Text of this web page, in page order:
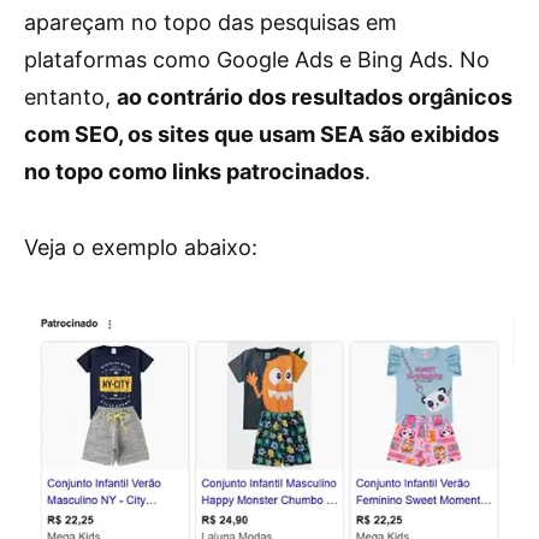
apareçam no topo das pesquisas em
plataformas como Google Ads e Bing Ads. No
entanto, ao contrário dos resultados orgânicos
com SEO, os sites que usam SEA são exibidos
no topo como links patrocinados.
Veja o exemplo abaixo: